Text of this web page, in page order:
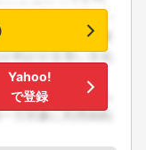
Yahoo!
で登録